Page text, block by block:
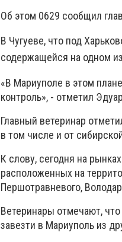
Об этом 0629 сообщил
В Чугуеве, что под
содержащейся на одном
«В Мариуполе в этом
контроль», - отметил
Главный ветеринар
в том числе и от
К слову, сегодня на
расположенных на
Першотравневого,
Ветеринары отмечают,
завезти в Мариуполь из